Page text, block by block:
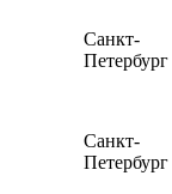
Санкт-
Петербург
Санкт-
Петербург